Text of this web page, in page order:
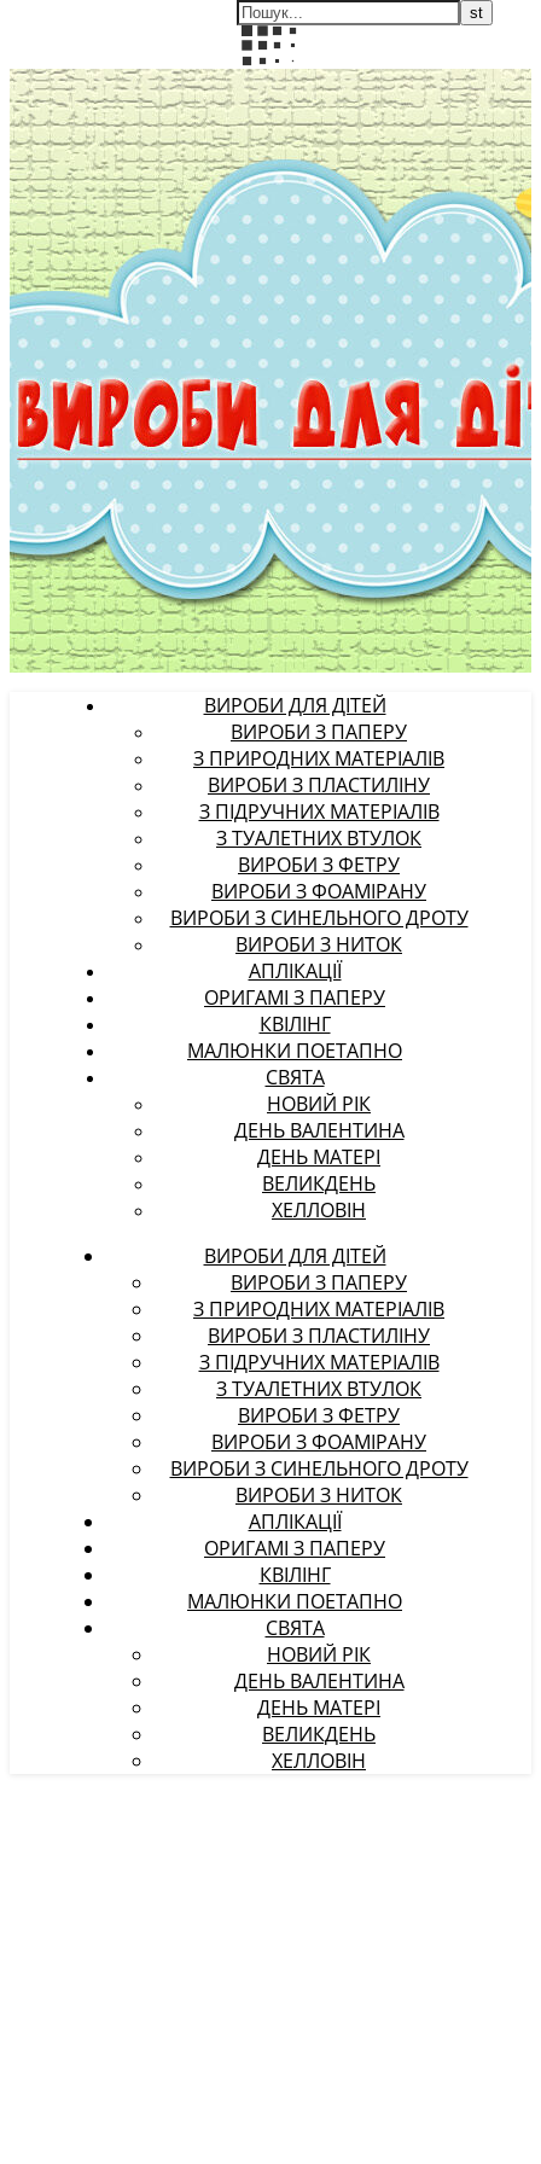
ВИРОБИ ДЛЯ ДІТЕЙ
ВИРОБИ З ПАПЕРУ
З ПРИРОДНИХ МАТЕРІАЛІВ
ВИРОБИ З ПЛАСТИЛІНУ
З ПІДРУЧНИХ МАТЕРІАЛІВ
З ТУАЛЕТНИХ ВТУЛОК
ВИРОБИ З ФЕТРУ
ВИРОБИ З ФОАМІРАНУ
ВИРОБИ З СИНЕЛЬНОГО ДРОТУ
ВИРОБИ З НИТОК
АПЛІКАЦІЇ
ОРИГАМІ З ПАПЕРУ
КВІЛІНГ
МАЛЮНКИ ПОЕТАПНО
СВЯТА
НОВИЙ РІК
ДЕНЬ ВАЛЕНТИНА
ДЕНЬ МАТЕРІ
ВЕЛИКДЕНЬ
ХЕЛЛОВІН
ВИРОБИ ДЛЯ ДІТЕЙ
ВИРОБИ З ПАПЕРУ
З ПРИРОДНИХ МАТЕРІАЛІВ
ВИРОБИ З ПЛАСТИЛІНУ
З ПІДРУЧНИХ МАТЕРІАЛІВ
З ТУАЛЕТНИХ ВТУЛОК
ВИРОБИ З ФЕТРУ
ВИРОБИ З ФОАМІРАНУ
ВИРОБИ З СИНЕЛЬНОГО ДРОТУ
ВИРОБИ З НИТОК
АПЛІКАЦІЇ
ОРИГАМІ З ПАПЕРУ
КВІЛІНГ
МАЛЮНКИ ПОЕТАПНО
СВЯТА
НОВИЙ РІК
ДЕНЬ ВАЛЕНТИНА
ДЕНЬ МАТЕРІ
ВЕЛИКДЕНЬ
ХЕЛЛОВІН